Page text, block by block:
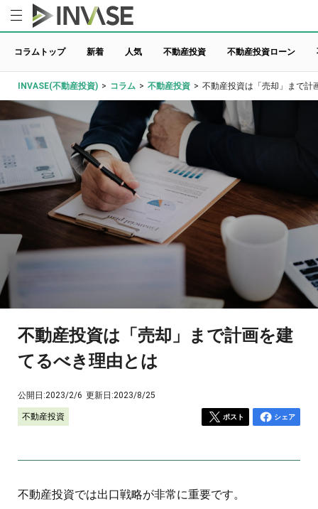
コラムトップ 新着 人気 不動産投資 不動産投資ローン
INVASE(不動産投資) > コラム > 不動産投資 > 不動産投資は「売却」まで計
不動産投資は「売却」まで計画を建
てるべき理由とは
公開日:2023/2/6 更新日:2023/8/25
不動産投資 ポスト シェア
不動産投資では出口戦略が非常に重要です。